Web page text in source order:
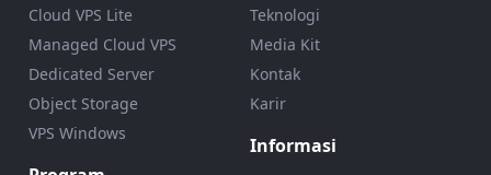
Cloud VPS Lite
Managed Cloud VPS
Dedicated Server
Object Storage
VPS Windows
Teknologi
Media Kit
Kontak
Karir
Informasi